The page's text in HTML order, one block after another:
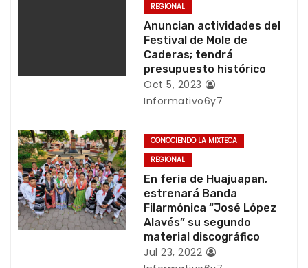
ó
d
e
e
n
REGIONAL
Anuncian actividades del
Festival de Mole de
Caderas; tendrá
presupuesto histórico
Oct 5, 2023
Informativo6y7
CONOCIENDO LA MIXTECA
REGIONAL
En feria de Huajuapan,
estrenará Banda
Filarmónica “José López
Alavés” su segundo
material discográfico
Jul 23, 2022